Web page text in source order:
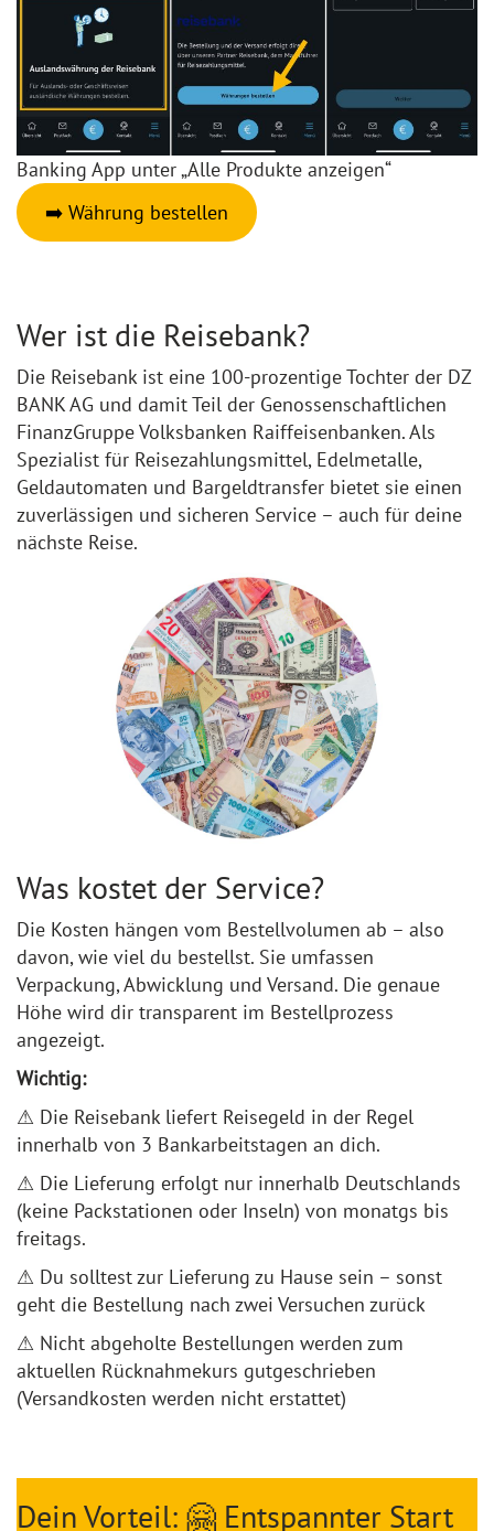
Banking App unter „Alle Produkte anzeigen“
➡️ Währung bestellen
Wer ist die Reisebank?
Die Reisebank ist eine 100-prozentige Tochter der DZ
BANK AG und damit Teil der Genossenschaftlichen
FinanzGruppe Volksbanken Raiffeisenbanken. Als
Spezialist für Reisezahlungsmittel, Edelmetalle,
Geldautomaten und Bargeldtransfer bietet sie einen
zuverlässigen und sicheren Service – auch für deine
nächste Reise.
Was kostet der Service?
Die Kosten hängen vom Bestellvolumen ab – also
davon, wie viel du bestellst. Sie umfassen
Verpackung, Abwicklung und Versand. Die genaue
Höhe wird dir transparent im Bestellprozess
angezeigt.
Wichtig:
⚠ Die Reisebank liefert Reisegeld in der Regel
innerhalb von 3 Bankarbeitstagen an dich.
⚠ Die Lieferung erfolgt nur innerhalb Deutschlands
(keine Packstationen oder Inseln) von monatgs bis
freitags.
⚠ Du solltest zur Lieferung zu Hause sein – sonst
geht die Bestellung nach zwei Versuchen zurück
⚠ Nicht abgeholte Bestellungen werden zum
aktuellen Rücknahmekurs gutgeschrieben
(Versandkosten werden nicht erstattet)
Dein Vorteil: 🤗 Entspannter Start